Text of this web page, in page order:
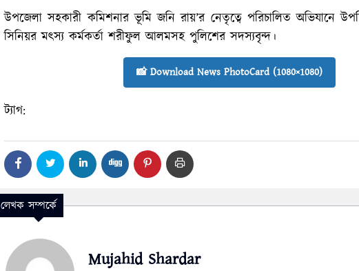
উপজেলা সহকারী কমিশনার ভূমি জনি রায়’র নেতৃত্বে পরিচালিত অভিযানে
সিনিয়র মৎস্য কর্মকর্তা শরীফুল আলমসহ পুলিশের সদস্যবৃন্দ।
📸 Download News PhotoCard (1080×1080)
ট্যাগ:
লেখক সম্পর্কে
Mujahid Shardar